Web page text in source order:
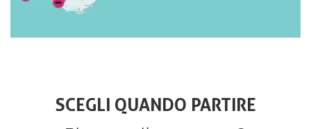
SCEGLI QUANDO PARTIRE